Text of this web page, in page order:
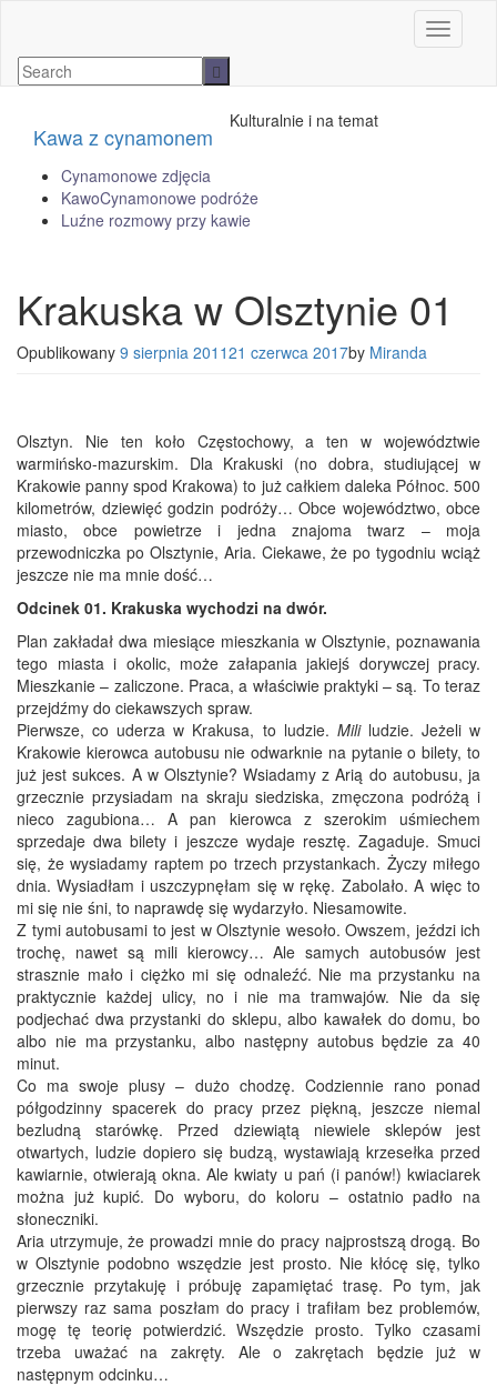
Toggle
Kawa z cynamonem
Kulturalnie i na temat
Cynamonowe zdjęcia
KawoCynamonowe podróże
Luźne rozmowy przy kawie
Krakuska w Olsztynie 01
Opublikowany 9 sierpnia 201121 czerwca 2017by Miranda
Olsztyn. Nie ten koło Częstochowy, a ten w województwie
warmińsko-mazurskim. Dla Krakuski (no dobra, studiującej w
Krakowie panny spod Krakowa) to już całkiem daleka Północ. 500
kilometrów, dziewięć godzin podróży… Obce województwo, obce
miasto, obce powietrze i jedna znajoma twarz – moja
przewodniczka po Olsztynie, Aria. Ciekawe, że po tygodniu wciąż
jeszcze nie ma mnie dość…
Odcinek 01. Krakuska wychodzi na dwór.
Plan zakładał dwa miesiące mieszkania w Olsztynie, poznawania
tego miasta i okolic, może załapania jakiejś dorywczej pracy.
Mieszkanie – zaliczone. Praca, a właściwie praktyki – są. To teraz
przejdźmy do ciekawszych spraw.
Pierwsze, co uderza w Krakusa, to ludzie. Mililudzie. Jeżeli w
Krakowie kierowca autobusu nie odwarknie na pytanie o bilety, to
już jest sukces. A w Olsztynie? Wsiadamy z Arią do autobusu, ja
grzecznie przysiadam na skraju siedziska, zmęczona podróżą i
nieco zagubiona… A pan kierowca z szerokim uśmiechem
sprzedaje dwa bilety i jeszcze wydaje resztę. Zagaduje. Smuci
się, że wysiadamy raptem po trzech przystankach. Życzy miłego
dnia. Wysiadłam i uszczypnęłam się w rękę. Zabolało. A więc to
mi się nie śni, to naprawdę się wydarzyło. Niesamowite.
Z tymi autobusami to jest w Olsztynie wesoło. Owszem, jeździ ich
trochę, nawet są mili kierowcy… Ale samych autobusów jest
strasznie mało i ciężko mi się odnaleźć. Nie ma przystanku na
praktycznie każdej ulicy, no i nie ma tramwajów. Nie da się
podjechać dwa przystanki do sklepu, albo kawałek do domu, bo
albo nie ma przystanku, albo następny autobus będzie za 40
minut.
Co ma swoje plusy – dużo chodzę. Codziennie rano ponad
półgodzinny spacerek do pracy przez piękną, jeszcze niemal
bezludną starówkę. Przed dziewiątą niewiele sklepów jest
otwartych, ludzie dopiero się budzą, wystawiają krzesełka przed
kawiarnie, otwierają okna. Ale kwiaty u pań (i panów!) kwiaciarek
można już kupić. Do wyboru, do koloru – ostatnio padło na
słoneczniki.
Aria utrzymuje, że prowadzi mnie do pracy najprostszą drogą. Bo
w Olsztynie podobno wszędzie jest prosto. Nie kłócę się, tylko
grzecznie przytakuję i próbuję zapamiętać trasę. Po tym, jak
pierwszy raz sama poszłam do pracy i trafiłam bez problemów,
mogę tę teorię potwierdzić. Wszędzie prosto. Tylko czasami
trzeba uważać na zakręty. Ale o zakrętach będzie już w
następnym odcinku…